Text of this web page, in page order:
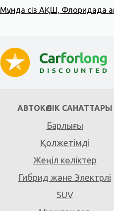
Мұнда сіз АҚШ, Флоридада
АВТОКӨЛІК САНАТТАРЫ
Барлығы
Қолжетімді
Жеңіл көліктер
Гибрид және Электрлі
SUV